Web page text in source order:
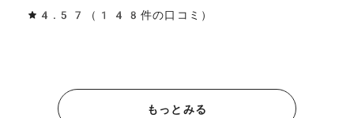
4.57（148件の口コミ）
もっとみる